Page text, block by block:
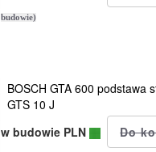
budowie)
BOSCH GTA 600 podstawa
GTS 10 J
w budowie PLN